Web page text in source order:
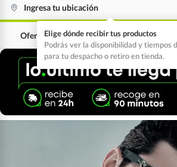
location-
icon
Ingresa tu ubicación
Elige dónde recibir tus productos
Podrás ver la disponibilidad y tiempos
para tu despacho o retiro en tienda.
Ofertas 0% interés